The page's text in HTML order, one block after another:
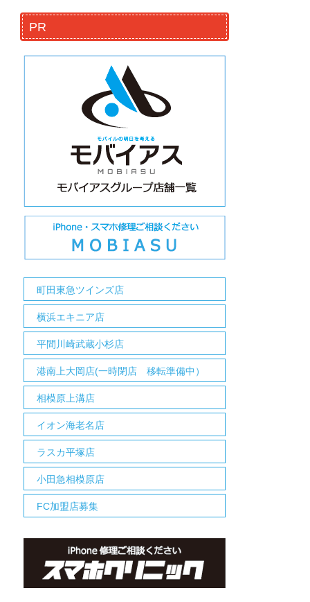
PR
町田東急ツインズ店
横浜エキニア店
平間川崎武蔵小杉店
港南上大岡店(一時閉店 移転準備中）
相模原上溝店
イオン海老名店
ラスカ平塚店
小田急相模原店
FC加盟店募集